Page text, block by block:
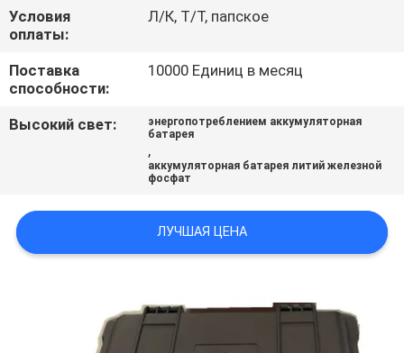
НОВОСТИ
СЛУЧАИ
СПРОСИТЕ
КАРТА
САЙТА
Условия
оплаты:
Л/К, Т/Т, папское
Поставка
способности:
10000 Единиц в месяц
Высокий свет:
энергопотреблением аккумуляторная
батарея
,
аккумуляторная батарея литий железной
фосфат
ЛУЧШАЯ ЦЕНА